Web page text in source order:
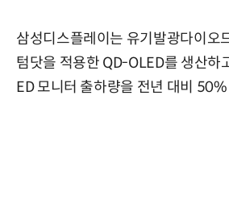
삼성디스플레이는 유기발광다이오
텀닷을 적용한 QD-OLED를 생산하
ED 모니터 출하량을 전년 대비